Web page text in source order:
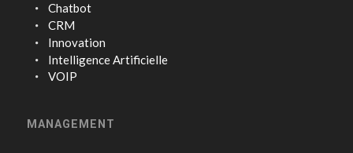
Chatbot
CRM
Innovation
Intelligence Artificielle
VOIP
MANAGEMENT